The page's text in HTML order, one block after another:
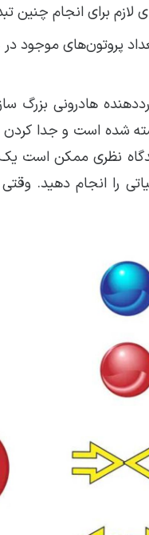
برای انجام چنین
هادرونی
است و جدا کردن
نظری ممکن است
را انجام دهید.